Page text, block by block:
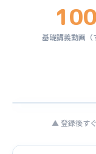
100
基礎講義動画（
▲ 登録後す